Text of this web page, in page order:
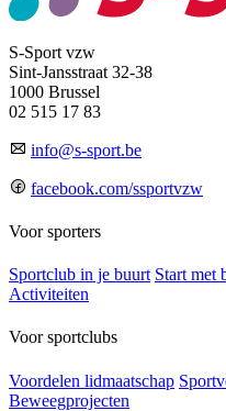
S-Sport vzw
Sint-Jansstraat 32-38
1000 Brussel
02 515 17 83
info@s-sport.be
facebook.com/ssportvzw
Voor sporters
Sportclub in je buurt Start met
Activiteiten
Voor sportclubs
Voordelen lidmaatschap
Beweegprojecten